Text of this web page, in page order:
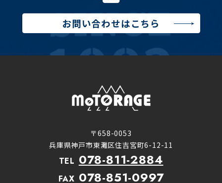
お問い合わせはこちら
〒658-0053
兵庫県神戸市東灘区住吉宮町6-12-11
TEL 078-811-2884
FAX 078-851-0997